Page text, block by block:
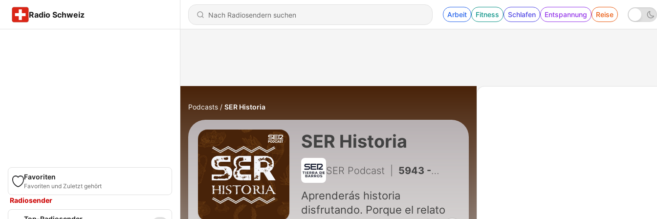
Radio Schweiz Arbeit Fitness Schlafen Entspannung Reise
Favoriten
Favoriten und Zuletzt gehört
Radiosender
Podcasts SER Historia
SER Historia
SER Podcast 5943 - El deporte y el movimiento obrero
Aprenderás historia
disfrutando. Porque el relato